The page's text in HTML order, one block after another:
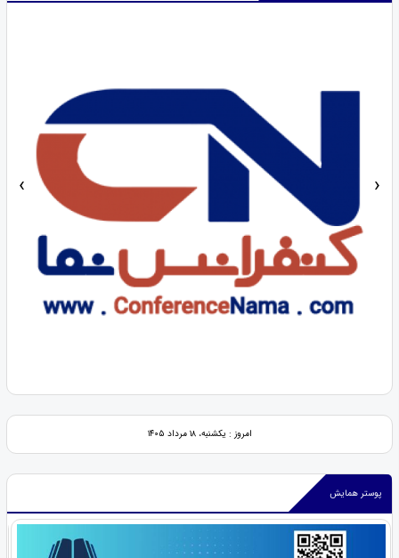
‹ ›
امروز : یکشنبه، ۱۸ مرداد ۱۴۰۵
پوستر همایش